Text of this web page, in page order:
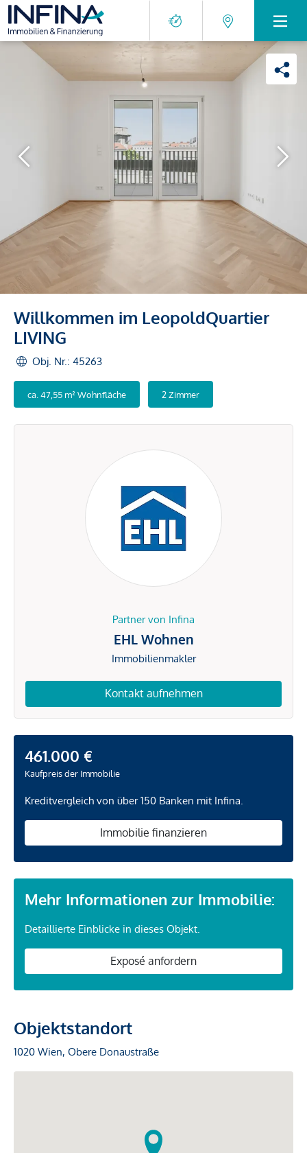
Willkommen im LeopoldQuartier
LIVING
Obj. Nr.: 45263
ca. 47,55 m² Wohnfläche 2 Zimmer
Partner von Infina
EHL Wohnen
Immobilienmakler
Kontakt aufnehmen
461.000 €
Kaufpreis der Immobilie
Kreditvergleich von über 150 Banken mit Infina.
Immobilie finanzieren
Mehr Informationen zur Immobilie:
Detaillierte Einblicke in dieses Objekt.
Exposé anfordern
Objektstandort
1020 Wien, Obere Donaustraße